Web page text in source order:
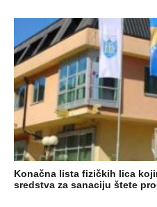
Konačna lista fizičkih lica
sredstva za sanaciju štete